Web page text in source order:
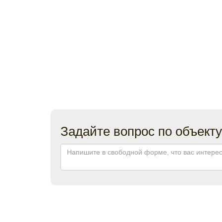
Задайте вопрос по